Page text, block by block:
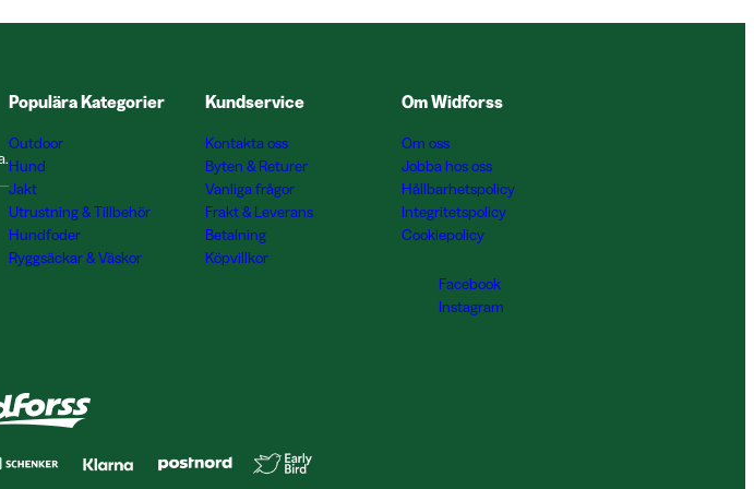
Populära Kategorier
Outdoor
Hund
Jakt
Utrustning & Tillbehör
Hundfoder
Ryggsäckar & Väskor
Kundservice
Kontakta oss
Byten & Returer
Vanliga frågor
Frakt & Leverans
Betalning
Köpvillkor
Om Widforss
Om oss
Jobba hos oss
Hållbarhetspolicy
Integritetspolicy
Cookiepolicy
Facebook
Instagram